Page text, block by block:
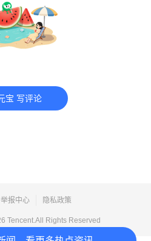
宝 写评论
举报中心 隐私政策
Tencent.All Rights Reserved